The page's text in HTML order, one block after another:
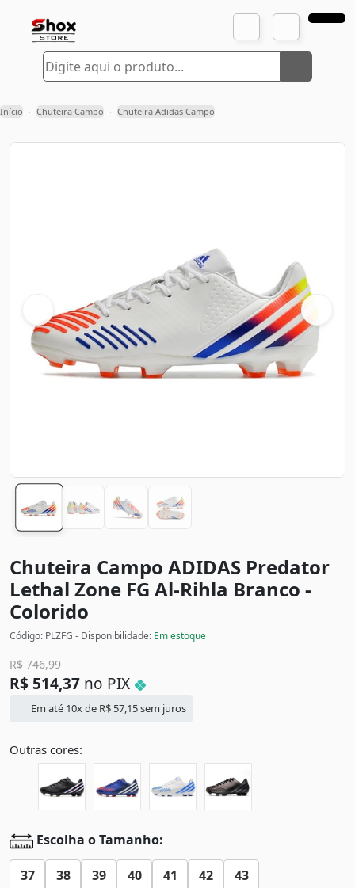
Início › Chuteira Campo › Chuteira Adidas Campo
Chuteira Campo ADIDAS Predator
Lethal Zone FG Al-Rihla Branco -
Colorido
Código: PLZFG - Disponibilidade: Em estoque
R$746,99
R$ 514,37 no PIX
Em até 10x de R$ 57,15sem juros
Outras cores:
Escolha o Tamanho:
37 38 39 40 41 42 43